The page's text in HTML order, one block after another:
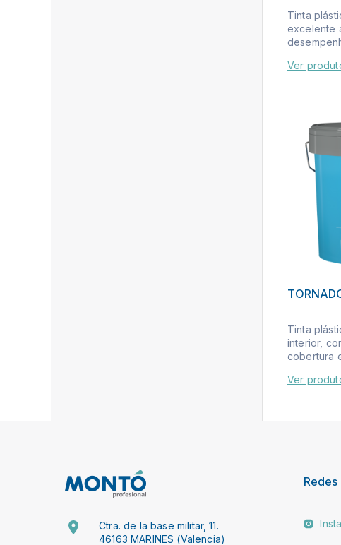
Tinta
excelente
Ver
Tinta
interior,
cobertura
Ver
Ctra. de la base militar, 11.
46163 MARINES (Valencia)
Redes